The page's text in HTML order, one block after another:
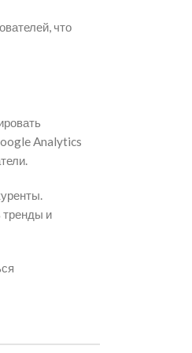
что
Analytics
тренды и